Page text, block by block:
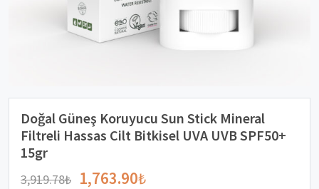
Doğal Güneş Koruyucu Sun Stick Mineral
Filtreli Hassas Cilt Bitkisel UVA UVB SPF50+
15gr
3,919.78₺ 1,763.90₺